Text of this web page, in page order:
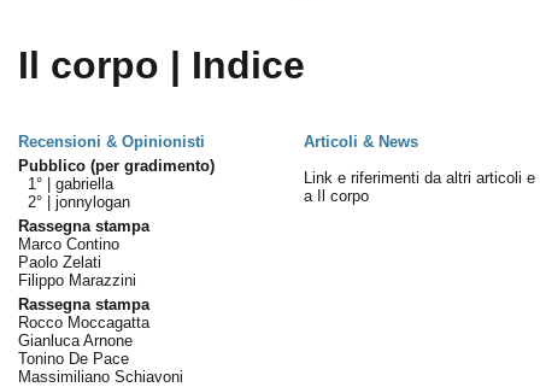
Il corpo | Indice
Recensioni & Opinionisti
Articoli & News
Pubblico (per gradimento)
1° | gabriella
2° | jonnylogan
Rassegna stampa
Marco Contino
Paolo Zelati
Filippo Marazzini
Rassegna stampa
Rocco Moccagatta
Gianluca Arnone
Tonino De Pace
Massimiliano Schiavoni
Link e riferimenti da altri articoli e
a Il corpo